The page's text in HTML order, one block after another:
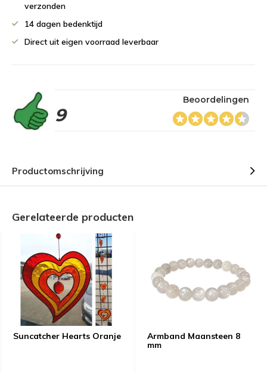
verzonden
14 dagen bedenktijd
Direct uit eigen voorraad leverbaar
9
Beoordelingen
Productomschrijving
Gerelateerde producten
Suncatcher Hearts Oranje
Armband Maansteen 8
mm